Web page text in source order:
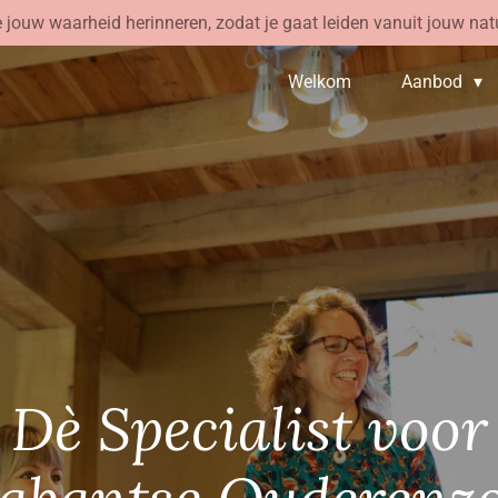
jouw waarheid herinneren, zodat je gaat leiden vanuit jouw
Welkom Aanbod
Dè Specialist voor